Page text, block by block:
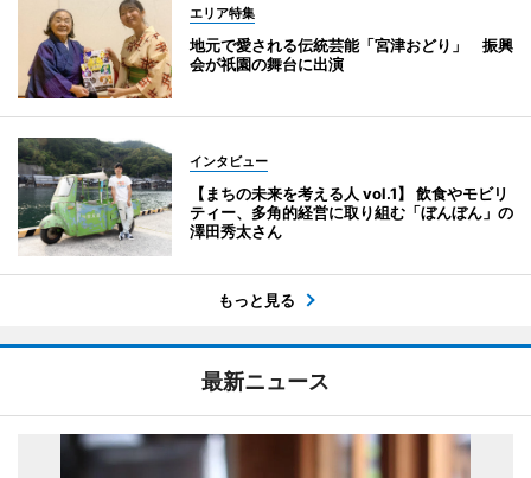
エリア特集
地元で愛される伝統芸能「宮津おどり」 振興
会が祇園の舞台に出演
インタビュー
【まちの未来を考える人 vol.1】 飲食やモビリ
ティー、多角的経営に取り組む「ぼんぼん」の
澤田秀太さん
もっと見る
最新ニュース